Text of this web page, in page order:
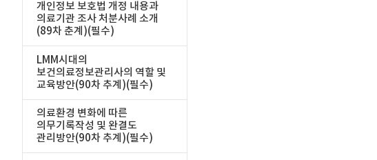
개인정보 보호법 개정 내용과
의료기관 조사 처분사례 소개
(89차 춘계)(필수)
LMM시대의
보건의료정보관리사의 역할 및
교육방안(90차 추계)(필수)
의료환경 변화에 따른
의무기록작성 및 완결도
관리방안(90차 추계)(필수)